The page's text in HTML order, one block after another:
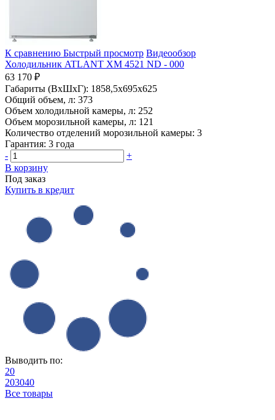
К сравнению Быстрый просмотр Видеообзор
Холодильник ATLANT ХМ 4521 ND - 000
63 170 ₽
Габариты (ВхШхГ): 1858,5x695x625
Общий объем, л: 373
Объем холодильной камеры, л: 252
Объем морозильной камеры, л: 121
Количество отделений морозильной камеры: 3
Гарантия: 3 года
-
+
В корзину
Под заказ
Купить в кредит
Выводить по:
20
203040
Все товары